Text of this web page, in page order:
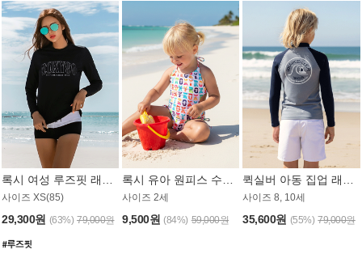
사이즈 XS(85)
29,300원 (63%) 79,000원
사이즈 2세
9,500원 (84%) 59,000원
사이즈 8, 10세
35,600원 (55%) 79,000원